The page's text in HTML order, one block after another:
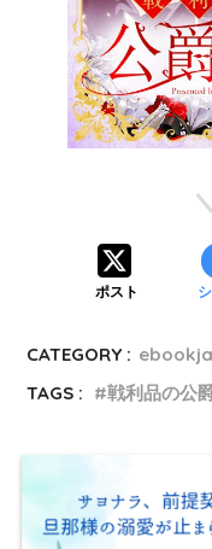
ポスト
CATEGORY :
TAGS :
戦利品の公